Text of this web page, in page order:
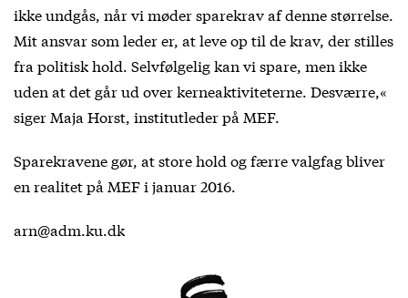
ikke undgås, når vi møder sparekrav af denne størrelse.
Mit ansvar som leder er, at leve op til de krav, der stilles
fra politisk hold. Selvfølgelig kan vi spare, men ikke
uden at det går ud over kerneaktiviteterne. Desværre,«
siger Maja Horst, institutleder på MEF.
Sparekravene gør, at store hold og færre valgfag bliver
en realitet på MEF i januar 2016.
arn@adm.ku.dk